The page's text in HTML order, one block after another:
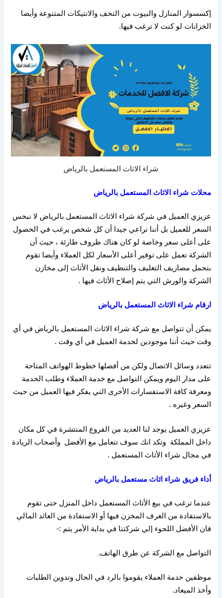
إكسسوار المنازل والبيوت من التحف والانتيكات المتنوعة وأيضا
الخزانات لو كنت لا ترغب فيها.
شراء الاثاث المستعمل بالرياض
محلات شراء الاثاث المستعمل بالرياض
عزيزي العميل في شركة شراء الاثاث المستعمل بالرياض لا نبخس
السعر للعميل بل أننا نراعي جيدا أن كل شخص يرغب في الحصول
على أعلى سعر وخاصة لو كان هناك ظروف طارئة ، حيث أن
الشركة تعمل على توفير أعلى الأسعار لكل العملاء وأيضا تقوم
بتحمل مصاريف التغليف والتنظيف ونقل الأثاث إلى مخازن
الشركة والورش التي يتم إصلاح الأثاث فيها .
ارقام شراء الاثاث المستعمل بالرياض
يمكن أن تتواصل مع شركة شراء الاثاث المستعمل بالرياض في أي
وقت حيث أننا موجودين لخدمة العميل في أي وقت .
تتعدد وسائل الاتصال ولكن من أفضلها خطوط الهواتف المتاحة
على مدار اليوم ويمكن التواصل مع خدمة العملاء وطلب الخدمة
ومعرفة كافة الاستفسارات الأخرى التي يفكر فيها العميل من حيث
السعر وغيره .
عزيزي العميل يوجد لنا العديد من الفروع المنتشرة في كل مكان
داخل المملكة
وتكد انك سوف تتعامل مع الأفضل
وأصحاب الريادة
في مجال شراء الأثاث المستعمل .
أداء فريق شراء اثاث مستعمل بالرياض
عندما ترغب في بيع الأثاث المستعمل داخل المنزل حتى تقوم
بالاستفادة من الغرف المخزن فيها أو الاستفادة من العائد المالي
فان الأفضل اللجوء إلي شركتنا في بداية الأمر يتم :-
التواصل مع الشركة عن طرق الهاتف.
موظفين خدمة العملاء يقوموا بالرد في الحال وتدوين الطلبات
وأخذ الميعاد.